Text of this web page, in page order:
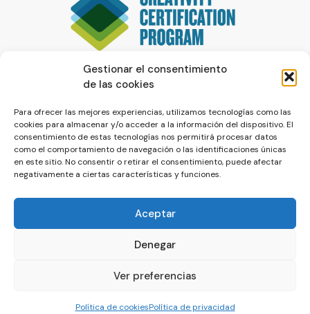
Gestionar el consentimiento
de las cookies
Para ofrecer las mejores experiencias, utilizamos tecnologías como las
cookies para almacenar y/o acceder a la información del dispositivo. El
consentimiento de estas tecnologías nos permitirá procesar datos
como el comportamiento de navegación o las identificaciones únicas
en este sitio. No consentir o retirar el consentimiento, puede afectar
negativamente a ciertas características y funciones.
Aceptar
Denegar
Ver preferencias
Política de cookiesPolítica de privacidad
© La Servilleta - El Blog de Paco Prieto
Política de cookiesPolítica de privacidad